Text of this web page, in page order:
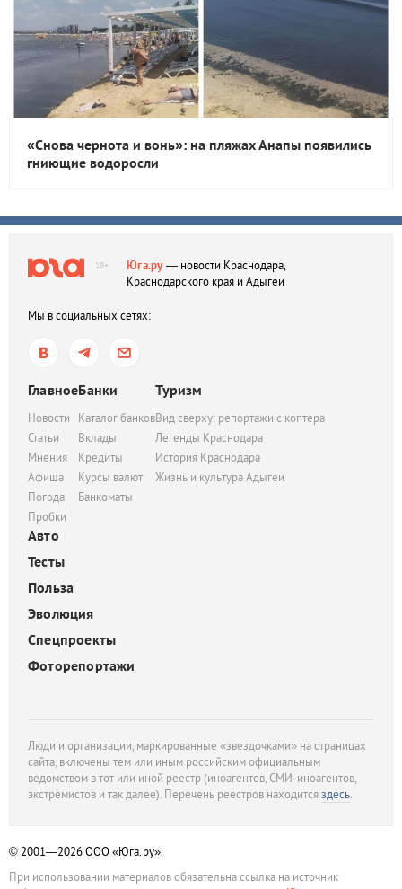
«Снова чернота и вонь»: на пляжах Анапы появились
гниющие водоросли
18+ Юга.ру— новости Краснодара,
Краснодарского края и Адыгеи
Мы в социальных сетях:
Главное
Новости
Статьи
Мнения
Афиша
Погода
Пробки
Банки
Каталог банков
Вклады
Кредиты
Курсы валют
Банкоматы
Туризм
Вид сверху: репортажи с коптера
Легенды Краснодара
История Краснодара
Жизнь и культура Адыгеи
Авто
Тесты
Польза
Эволюция
Спецпроекты
Фоторепортажи
Люди и организации, маркированные «звездочками» на страницах
сайта, включены тем или иным российским официальным
ведомством в тот или иной реестр (иноагентов, СМИ-иноагентов,
экстремистов и так далее). Перечень реестров находитсяздесь.
© 2001—2026ООО «Юга.ру»
При использовании материалов обязательна ссылка на источник